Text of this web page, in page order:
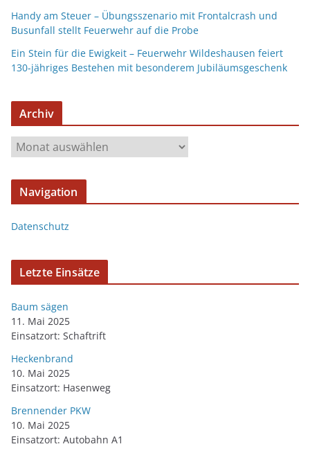
Handy am Steuer – Übungsszenario mit Frontalcrash und
Busunfall stellt Feuerwehr auf die Probe
Ein Stein für die Ewigkeit – Feuerwehr Wildeshausen feiert
130-jähriges Bestehen mit besonderem Jubiläumsgeschenk
Archiv
Navigation
Datenschutz
Letzte Einsätze
Baum sägen
11. Mai 2025
Einsatzort: Schaftrift
Heckenbrand
10. Mai 2025
Einsatzort: Hasenweg
Brennender PKW
10. Mai 2025
Einsatzort: Autobahn A1